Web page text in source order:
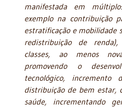
manifestada em
exemplo na contribuição
estratificação e mobilidade
redistribuição de
classes, ao menos
promovendo o
tecnológico, incremento
distribuição de bem estar,
saúde, incrementando